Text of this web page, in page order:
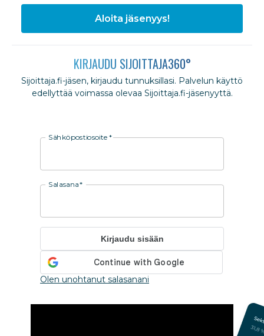
Aloita jäsenyys!
KIRJAUDU SIJOITTAJA360°
Sijoittaja.fi-jäsen, kirjaudu tunnuksillasi. Palvelun käyttö
edellyttää voimassa olevaa Sijoittaja.fi-jäsenyyttä.
Sähköpostiosoite *
Salasana*
Kirjaudu sisään
Olen unohtanut salasanani